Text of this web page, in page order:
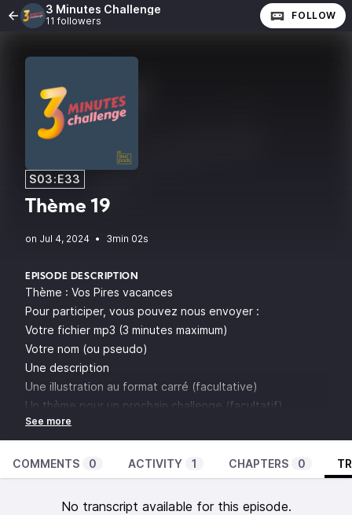
3 Minutes Challenge
11 followers FOLLOW
S03:E33
Thème 19
• 3min 02s
EPISODE DESCRIPTION
Thème : Vos Pires vacances
Pour participer, vous pouvez nous envoyer :
Votre fichier mp3 (3 minutes maximum)
Votre nom (ou pseudo)
Une description
Une illustration au format carré (facultative)
Un thème pour un prochain challenge (facultatif)
Envoyez le tout à l’adresse suivante :
3minutes@lesantipods.studio
Date limite : 21 Août
Rejoignez-nous :
Sur Discord
COMMENTS 0 ACTIVITY 1 CHAPTERS 0
No transcript available for this episode.